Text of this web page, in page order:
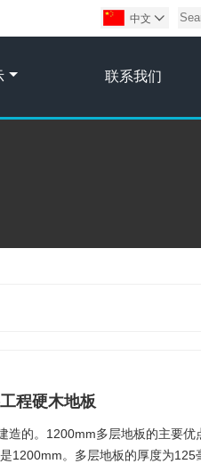
中文 
联系我们
程硬木地板
造的。1200mm多层地板的主要优
1200mm。多层地板的厚度为